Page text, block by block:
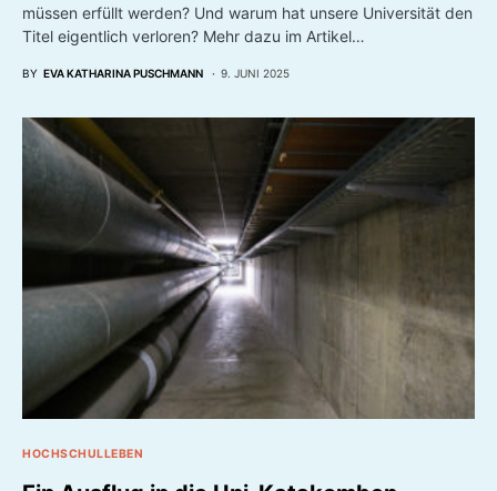
müssen erfüllt werden? Und warum hat unsere Universität den
Titel eigentlich verloren? Mehr dazu im Artikel…
BY EVA KATHARINA PUSCHMANN 9. JUNI 2025
HOCHSCHULLEBEN